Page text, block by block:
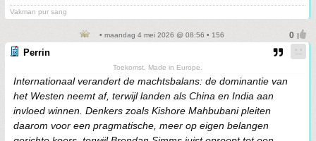
Vakman pur sang
• maandag 4 mei 2026 @ 08:56 • 156
Perrin
Toekomst. Made in Europe.
Internationaal verandert de machtsbalans: de dominantie van
het Westen neemt af, terwijl landen als China en India aan
invloed winnen. Denkers zoals Kishore Mahbubani pleiten
daarom voor een pragmatische, meer op eigen belangen